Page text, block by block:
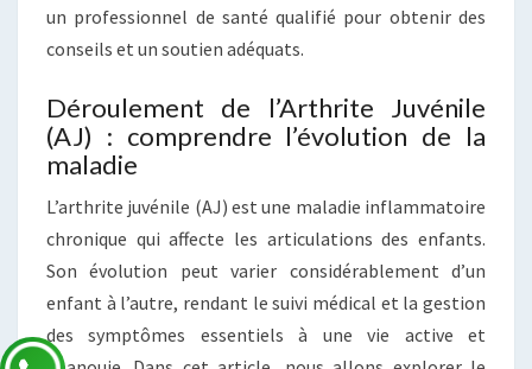
un professionnel de santé qualifié pour obtenir des
conseils et un soutien adéquats.
Déroulement de l’Arthrite Juvénile
(AJ) : comprendre l’évolution de la
maladie
L’arthrite juvénile (AJ) est une maladie inflammatoire
chronique qui affecte les articulations des enfants.
Son évolution peut varier considérablement d’un
enfant à l’autre, rendant le suivi médical et la gestion
des symptômes essentiels à une vie active et